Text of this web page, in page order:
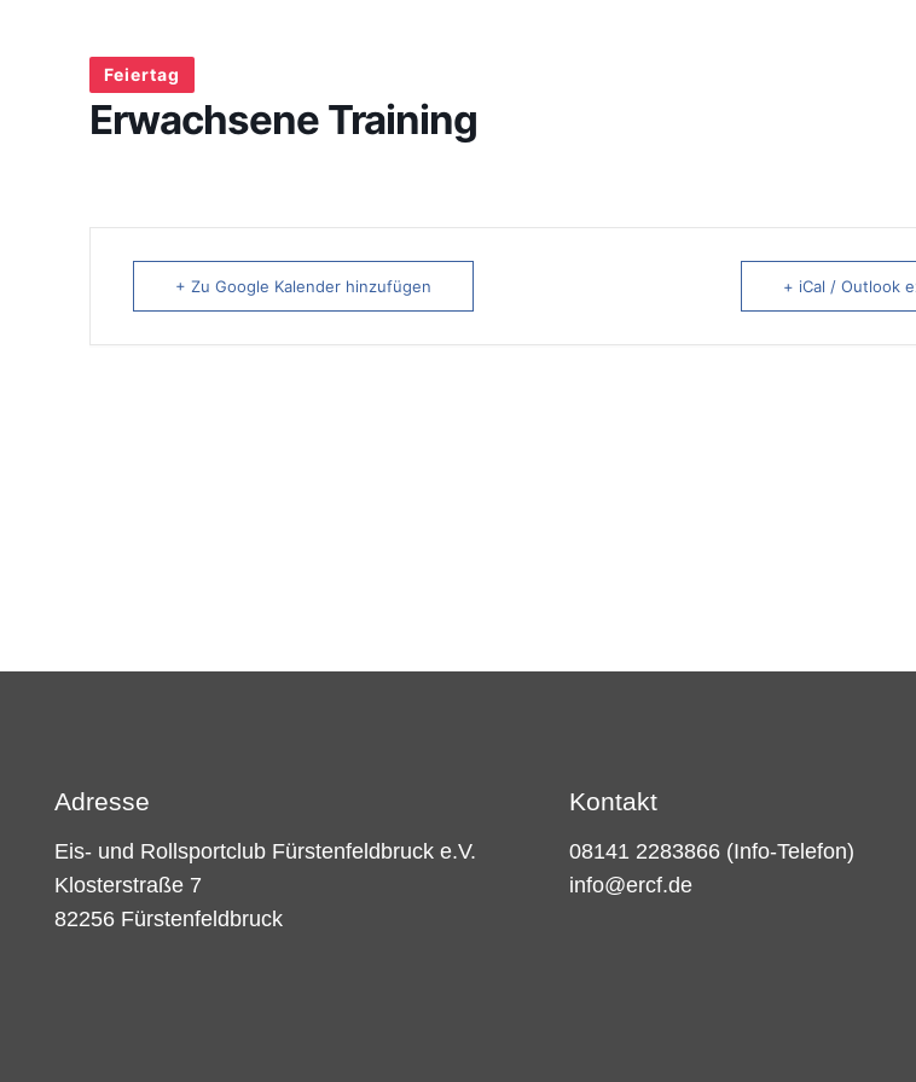
Feiertag
Erwachsene Training
+ Zu Google Kalender hinzufügen + iCal / Outlook
Adresse
Eis- und Rollsportclub Fürstenfeldbruck e.V.
Klosterstraße 7
82256 Fürstenfeldbruck
Kontakt
08141 2283866 (Info-Telefon)
info@ercf.de